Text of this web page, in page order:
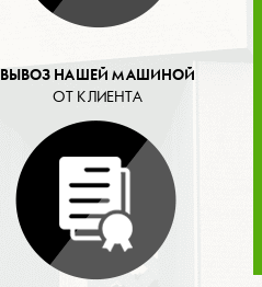
ВЫВОЗ НАШЕЙ МАШИНОЙ
ОТ КЛИЕНТА